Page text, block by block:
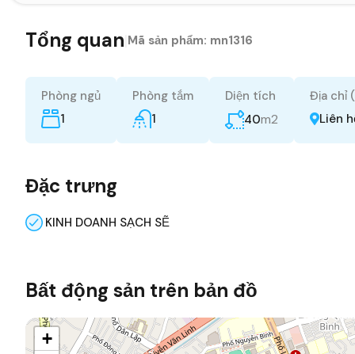
Tổng quan Mã sản phẩm: mn1316
Phòng ngủ
1
Phòng tắm
1
Diện tích
40m2
Địa chỉ
Liên
Đặc trưng
KINH DOANH SẠCH SẼ
Bất động sản trên bản đồ
+